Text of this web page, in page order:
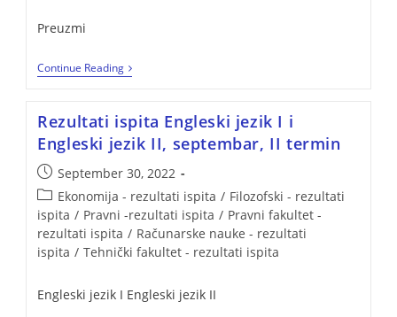
Preuzmi
Continue Reading
Rezultati ispita Engleski jezik I i
Engleski jezik II, septembar, II termin
September 30, 2022
Ekonomija - rezultati ispita / Filozofski - rezultati
ispita / Pravni -rezultati ispita / Pravni fakultet -
rezultati ispita / Računarske nauke - rezultati
ispita / Tehnički fakultet - rezultati ispita
Engleski jezik I Engleski jezik II